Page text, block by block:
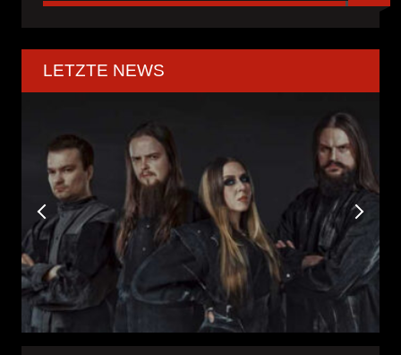
LETZTE NEWS